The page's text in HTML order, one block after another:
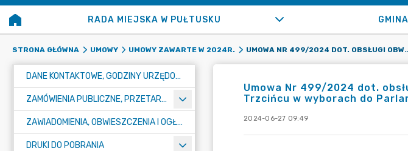
RADA MIEJSKA W PUŁTUSKU
STRONA GŁÓWNA UMOWY UMOWY ZAWARTE W 2024R. UMOWA NR 499/2024 DOT. OBSŁUGI OBWODOWEJ KOMISJI WYBORCZEJ NR 20 Z/S W REMIZIE
DANE KONTAKTOWE, GODZINY URZĘDOWANIA I NUMER KONTA BANKOWEGO
ZAMÓWIENIA PUBLICZNE, PRZETARGI, KONKURSY
ZAWIADOMIENIA, OBWIESZCZENIA I OGŁOSZENIA
DRUKI DO POBRANIA
Umowa Nr 499/2024 dot.
Trzcińcu w wyborach do
2024-06-27 09:49